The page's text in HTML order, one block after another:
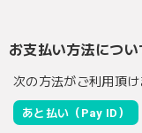
お支払い方法につい
次の方法がご利用頂け
あと払い（Pay ID）